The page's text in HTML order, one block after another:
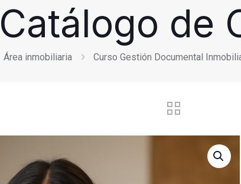
Catálogo de
Área inmobiliaria Curso Gestión Documental